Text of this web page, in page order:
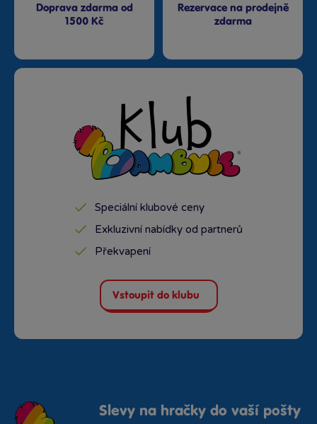
Doprava zdarma od
1500 Kč
Rezervace na prodejně
zdarma
Speciální klubové ceny
Exkluzivní nabídky od partnerů
Překvapení
Vstoupit do klubu
Slevy na hračky do vaší pošty